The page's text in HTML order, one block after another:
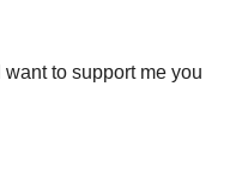
to support me you